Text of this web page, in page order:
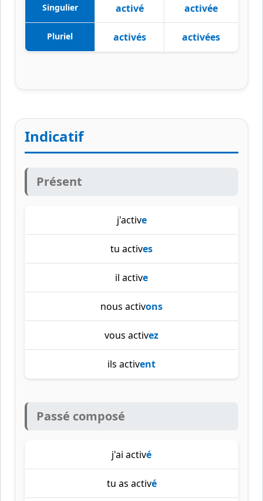
Singulier activé activée
Pluriel activés activées
Indicatif
Présent
j'active
tu actives
il active
nous activons
vous activez
ils activent
Passé composé
j'ai activé
tu as activé